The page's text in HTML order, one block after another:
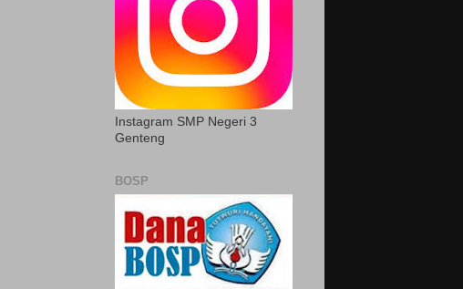
Instagram SMP Negeri 3
Genteng
BOSP